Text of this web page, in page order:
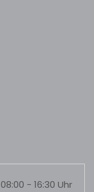
08:00 - 16:30 Uhr